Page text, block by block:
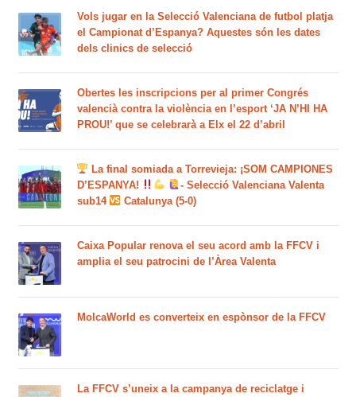
Vols jugar en la Selecció Valenciana de futbol platja
el Campionat d’Espanya? Aquestes són les dates
dels clinics de selecció
Obertes les inscripcions per al primer Congrés
valencià contra la violència en l’esport ‘JA N’HI HA
PROU!’ que se celebrarà a Elx el 22 d’abril
La final somiada a Torrevieja: ¡SOM CAMPIONES
D’ESPANYA!
- Selecció Valenciana Valenta
sub14
Catalunya (5-0)
Caixa Popular renova el seu acord amb la FFCV i
amplia el seu patrocini de l’Àrea Valenta
MolcaWorld es converteix en espònsor de la FFCV
La FFCV s’uneix a la campanya de reciclatge i